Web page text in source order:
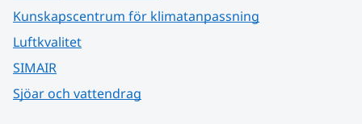
Kunskapscentrum för klimatanpassning
Luftkvalitet
SIMAIR
Sjöar och vattendrag